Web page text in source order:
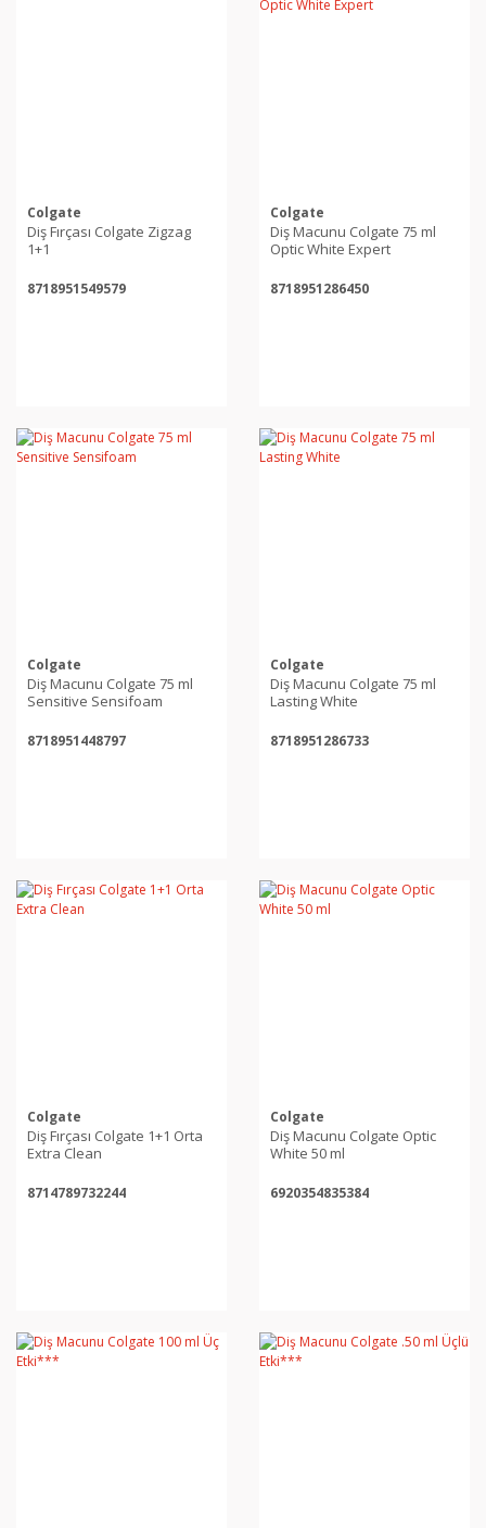
Colgate
Diş Fırçası Colgate Zigzag
1+1
8718951549579
Colgate
Diş Macunu Colgate 75 ml
Optic White Expert
8718951286450
Colgate
Diş Macunu Colgate 75 ml
Sensitive Sensifoam
8718951448797
Colgate
Diş Macunu Colgate 75 ml
Lasting White
8718951286733
Colgate
Diş Fırçası Colgate 1+1 Orta
Extra Clean
8714789732244
Colgate
Diş Macunu Colgate Optic
White 50 ml
6920354835384